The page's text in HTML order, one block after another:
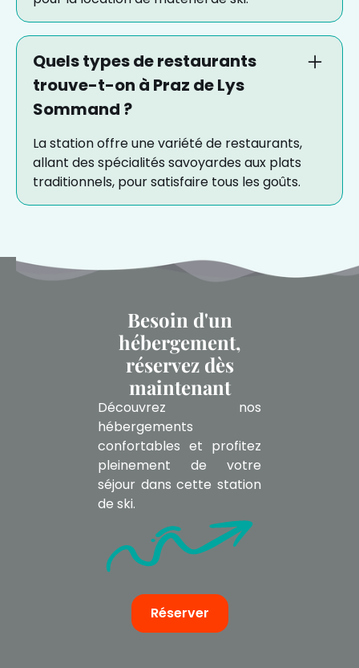
Quels types de restaurants
trouve-t-on à Praz de Lys
Sommand ?
La station offre une variété de restaurants,
allant des spécialités savoyardes aux plats
traditionnels, pour satisfaire tous les goûts.
Besoin d'un
hébergement,
réservez dès
maintenant
Découvrez nos
hébergements
confortables et profitez
pleinement de votre
séjour dans cette station
de ski.
Réserver